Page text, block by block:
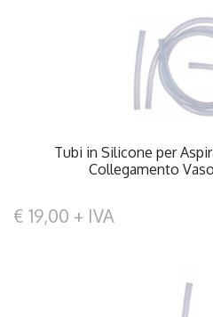
Tubi in Silicone per
Collegamento
€ 19,00 + IVA